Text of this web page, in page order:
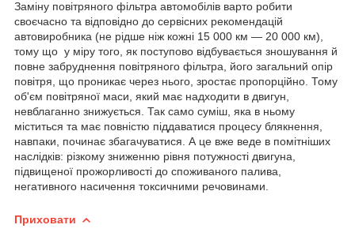
Заміну повітряного фільтра автомобілів варто робити
своєчасно та відповідно до сервісних рекомендацій
автовиробника (не рідше ніж кожні 15 000 км — 20 000 км),
тому що у міру того, як поступово відбувається зношування й
повне забруднення повітряного фільтра, його загальний опір
повітря, що проникає через нього, зростає пропорційно. Тому
об'єм повітряної маси, який має надходити в двигун,
невблаганно знижується. Так само суміш, яка в ньому
міститься та має повністю піддаватися процесу блякнення,
навпаки, починає збагачуватися. А це вже веде в помітніших
наслідків: різкому зниженню рівня потужності двигуна,
підвищеної прожорливості до споживаного палива,
негативного насичення токсичними речовинами.
Приховати